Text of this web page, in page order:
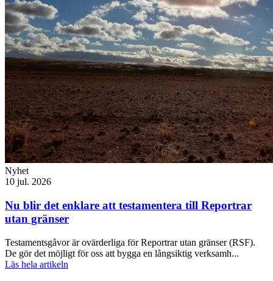
Nyhet
10 jul. 2026
Nu blir det enklare att testamentera till Reportrar
utan gränser
Testamentsgåvor är ovärderliga för Reportrar utan gränser (RSF).
De gör det möjligt för oss att bygga en långsiktig verksamh...
Läs hela artikeln